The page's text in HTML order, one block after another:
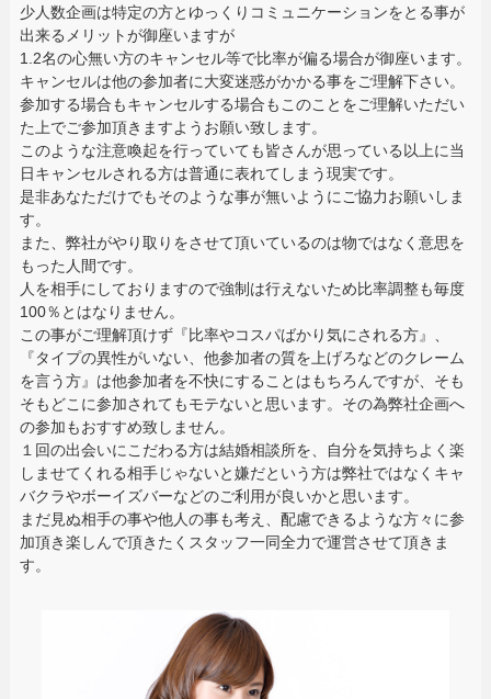
少人数企画は特定の方とゆっくりコミュニケーションをとる事が
出来るメリットが御座いますが
1.2名の心無い方のキャンセル等で比率が偏る場合が御座います。
キャンセルは他の参加者に大変迷惑がかかる事をご理解下さい。
参加する場合もキャンセルする場合もこのことをご理解いただい
た上でご参加頂きますようお願い致します。
このような注意喚起を行っていても皆さんが思っている以上に当
日キャンセルされる方は普通に表れてしまう現実です。
是非あなただけでもそのような事が無いようにご協力お願いしま
す。
また、弊社がやり取りをさせて頂いているのは物ではなく意思を
もった人間です。
人を相手にしておりますので強制は行えないため比率調整も毎度
100％とはなりません。
この事がご理解頂けず『比率やコスパばかり気にされる方』、
『タイプの異性がいない、他参加者の質を上げろなどのクレーム
を言う方』は他参加者を不快にすることはもちろんですが、そも
そもどこに参加されてもモテないと思います。その為弊社企画へ
の参加もおすすめ致しません。
１回の出会いにこだわる方は結婚相談所を、自分を気持ちよく楽
しませてくれる相手じゃないと嫌だという方は弊社ではなくキャ
バクラやボーイズバーなどのご利用が良いかと思います。
まだ見ぬ相手の事や他人の事も考え、配慮できるような方々に参
加頂き楽しんで頂きたくスタッフ一同全力で運営させて頂きま
す。